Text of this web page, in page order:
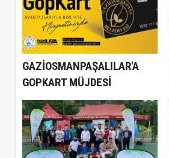
GAZİOSMANPAŞALILAR'A
GOPKART MÜJDESİ